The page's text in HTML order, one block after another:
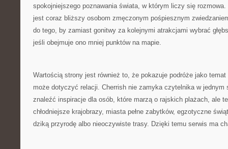
spokojniejszego poznawania świata, w którym liczy się rozmowa.
jest coraz bliższy osobom zmęczonym pośpiesznym
do tego, by zamiast gonitwy za kolejnymi atrakcjami wybrać
jeśli obejmuje ono mniej punktów na mapie.
Wartością strony jest również to, że pokazuje podróże jako
może dotyczyć relacji. Cherrish nie zamyka czytelnika w jednym
znaleźć inspiracje dla osób, które marzą o rajskich plażach, ale
chłodniejsze krajobrazy, miasta pełne zabytków, egzotyczne
dziką przyrodę albo nieoczywiste trasy. Dzięki temu serwis ma